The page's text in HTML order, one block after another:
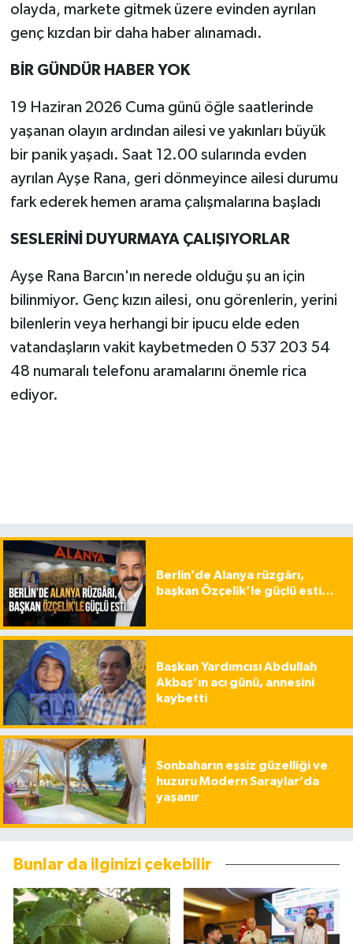
olayda, markete gitmek üzere evinden ayrılan
genç kızdan bir daha haber alınamadı.
BİR GÜNDÜR HABER YOK
19 Haziran 2026 Cuma günü öğle saatlerinde
yaşanan olayın ardından ailesi ve yakınları büyük
bir panik yaşadı. Saat 12.00 sularında evden
ayrılan Ayşe Rana, geri dönmeyince ailesi durumu
fark ederek hemen arama çalışmalarına başladı
SESLERİNİ DUYURMAYA ÇALIŞIYORLAR
Ayşe Rana Barcın'ın nerede olduğu şu an için
bilinmiyor. Genç kızın ailesi, onu görenlerin, yerini
bilenlerin veya herhangi bir ipucu elde eden
vatandaşların vakit kaybetmeden 0 537 203 54
48 numaralı telefonu aramalarını önemle rica
ediyor.
Berlin’de Alanya rüzgârı,
başkan Özçelik’le güçlü esti…
Başkan Yardımcısı Abdullah
Akbaş’ın acı günü, annesini
kaybetti
Sonbaharın eşsiz güzelliği ve
huzuru Modern Saraylar’da
yaşanır
Bunlar da ilginizi çekebilir